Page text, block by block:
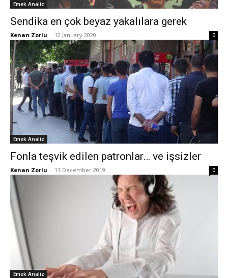
Emek Analiz
Sendika en çok beyaz yakalılara gerek
Kenan Zorlu - 12 January 2020 0
Emek Analiz
Fonla teşvik edilen patronlar… ve işsizler
Kenan Zorlu - 11 December 2019 0
Emek Analiz